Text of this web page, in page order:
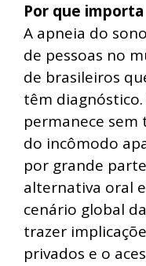
Por que importa
A apneia do
de pessoas no
de brasileiros
têm
permanece
do incômodo
por grande
alternativa oral
cenário global
trazer
privados e o